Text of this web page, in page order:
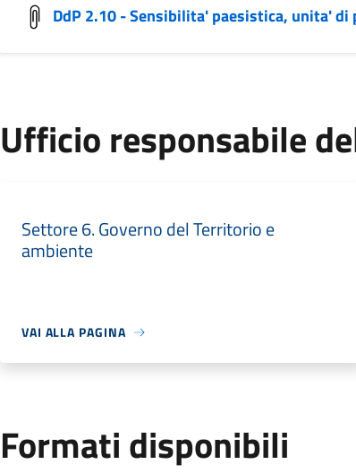
DdP 2.10 - Sensibilita' paesistica, unita'
Ufficio responsabile
Settore 6. Governo del Territorio e
ambiente
VAI ALLA PAGINA
Formati disponibili